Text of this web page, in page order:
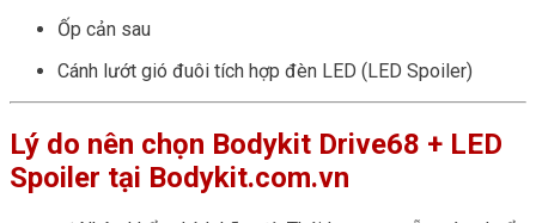
Ốp cản sau
Cánh lướt gió đuôi tích hợp đèn LED (LED Spoiler)
Lý do nên chọn Bodykit Drive68 + LED
Spoiler tại Bodykit.com.vn